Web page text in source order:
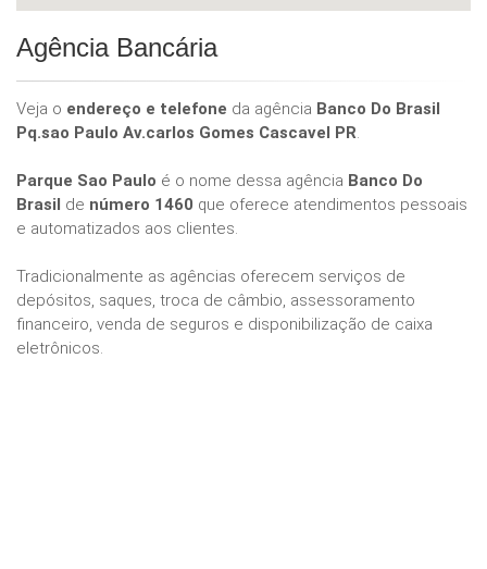
Agência Bancária
Veja o endereço e telefone da agência Banco Do Brasil
Pq.sao Paulo Av.carlos Gomes Cascavel PR.
Parque Sao Paulo é o nome dessa agência Banco Do
Brasil de número 1460 que oferece atendimentos pessoais
e automatizados aos clientes.
Tradicionalmente as agências oferecem serviços de
depósitos, saques, troca de câmbio, assessoramento
financeiro, venda de seguros e disponibilização de caixa
eletrônicos.